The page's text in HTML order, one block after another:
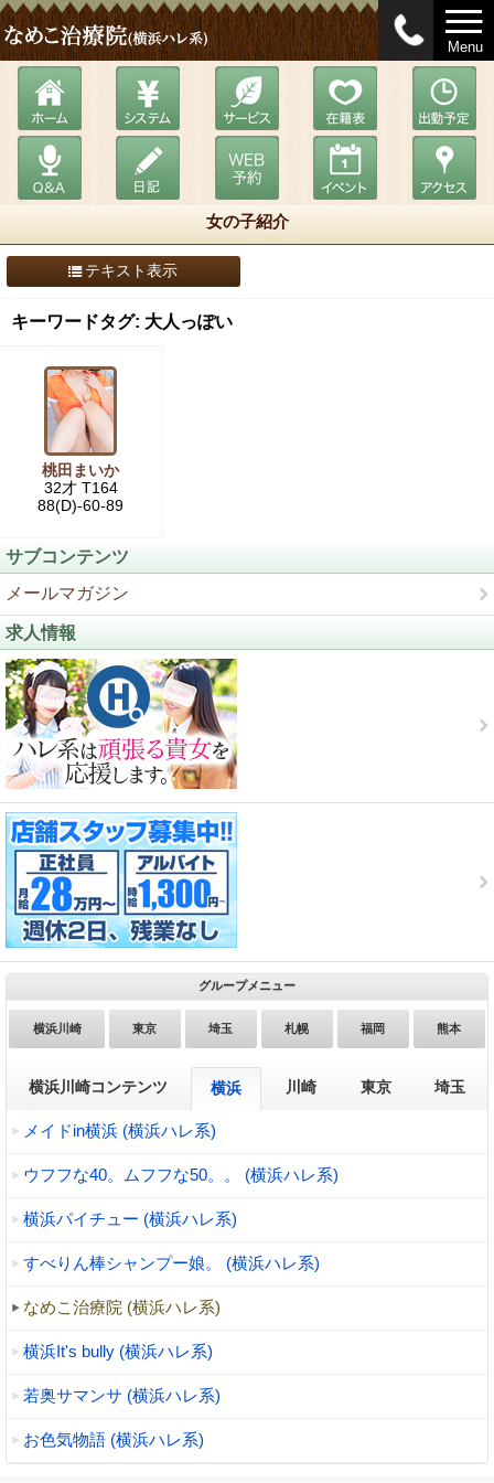
Menu
女の子紹介
テキスト表示
キーワードタグ: 大人っぽい
桃田まいか
32才 T164
88(D)-60-89
サブコンテンツ
メールマガジン
求人情報
グループメニュー
横浜川崎 東京 埼玉 札幌 福岡 熊本
横浜川崎コンテンツ 横浜 川崎 東京 埼玉
メイドin横浜 (横浜ハレ系)
ウフフな40。ムフフな50。。 (横浜ハレ系)
横浜パイチュー (横浜ハレ系)
すべりん棒シャンプー娘。 (横浜ハレ系)
なめこ治療院 (横浜ハレ系)
横浜It's bully (横浜ハレ系)
若奥サマンサ (横浜ハレ系)
お色気物語 (横浜ハレ系)